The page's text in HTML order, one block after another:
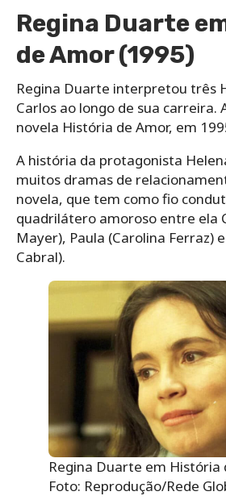
Regina Duarte
de Amor (1995)
Regina Duarte interpretou três
Carlos ao longo de sua carreira.
novela História de Amor, em
A história da protagonista
muitos dramas de
novela, que tem como fio
quadrilátero amoroso entre ela
Mayer), Paula (Carolina Ferraz)
Cabral).
Regina Duarte em História
Foto: Reprodução/Rede